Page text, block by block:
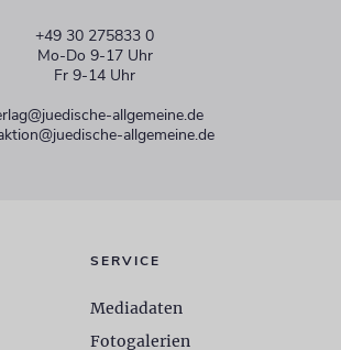
+49 30 275833 0
Mo-Do 9-17 Uhr
Fr 9-14 Uhr
allgemeine.de
allgemeine.de
SERVICE
Mediadaten
Fotogalerien